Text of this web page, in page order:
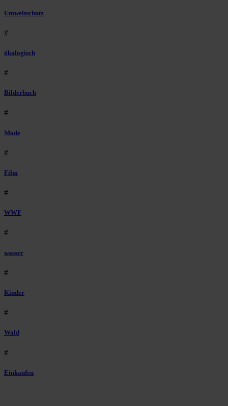
Umweltschutz
#
ökologisch
#
Bilderbuch
#
Mode
#
Film
#
WWF
#
wasser
#
Kinder
#
Wald
#
Einkaufen